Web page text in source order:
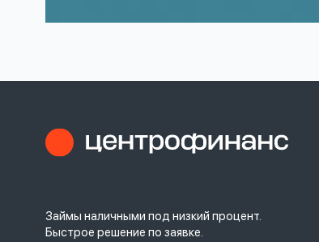
Займы наличными под низкий процент.
Быстрое решение по заявке.